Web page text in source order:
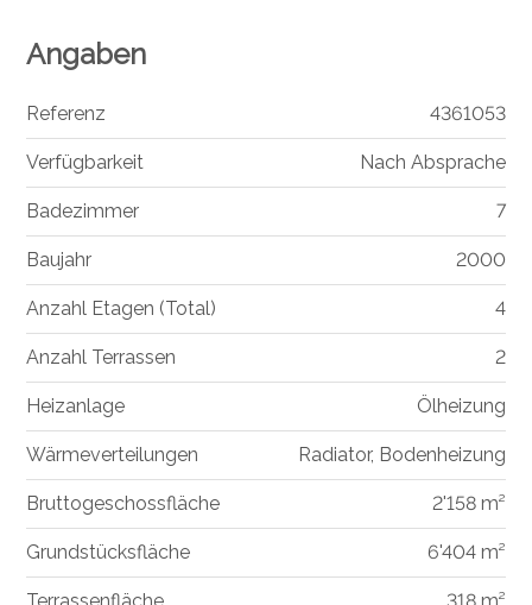
Angaben
Referenz 4361053
Verfügbarkeit Nach Absprache
Badezimmer 7
Baujahr 2000
Anzahl Etagen (Total) 4
Anzahl Terrassen 2
Heizanlage Ölheizung
Wärmeverteilungen Radiator, Bodenheizung
Bruttogeschossfläche 2'158 m²
Grundstücksfläche 6'404 m²